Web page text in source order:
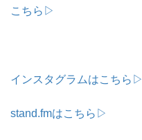
こちら▷
インスタグラムはこちら▷
stand.fmはこちら▷